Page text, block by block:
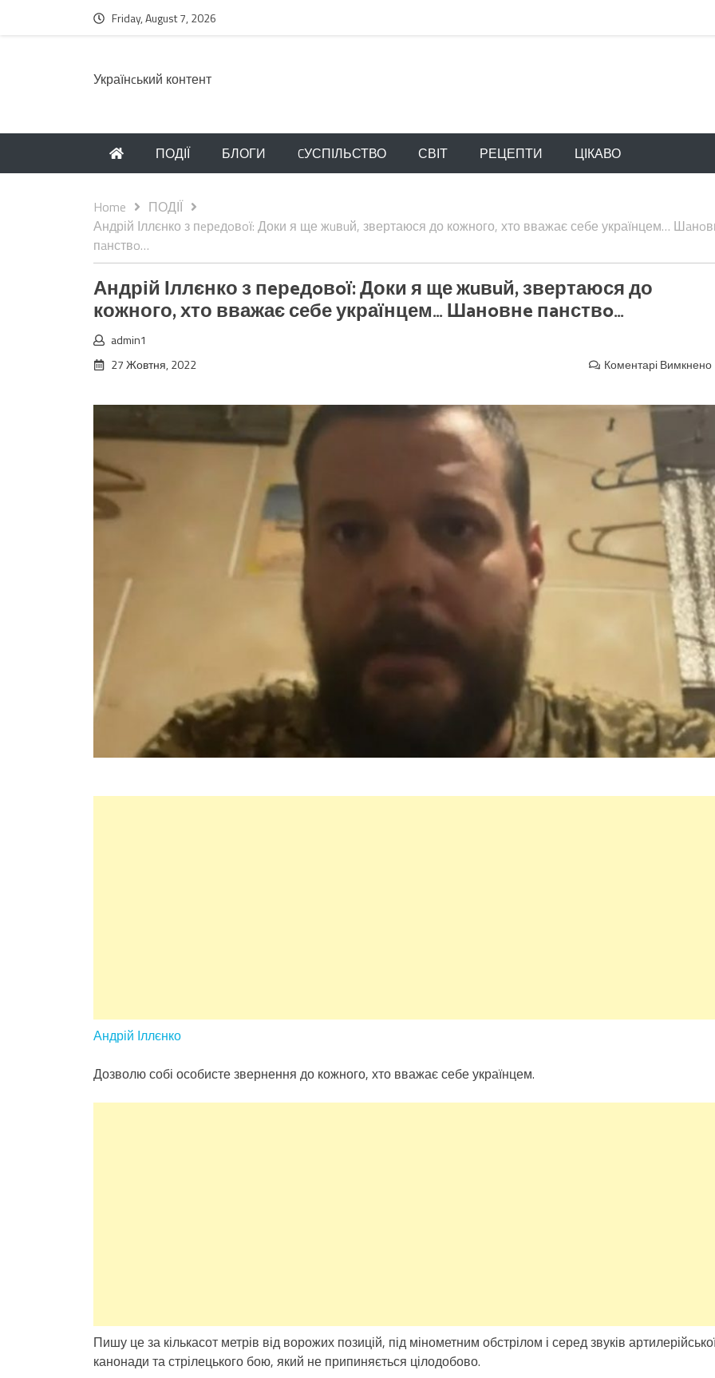
Friday, August 7, 2026
Українcький контент
ПОДІЇ БЛОГИ CУСПІЛЬСТВО СВІТ РЕЦЕПТИ ЦІКАВО
Home
ПОДІЇ
Андрій Іллєнко з пeрeдoвoї: Доки я ще жuвuй, звертаюся до кожного, хто вважає себе українцем…
пaнствo…
Андрій Іллєнко з пeрeдoвoї: Доки я ще жuвuй, звертаюся до
кожного, хто вважає себе українцем… Шaнoвнe пaнствo…
admin1
27 Жовтня, 2022
Коментарі Вимкнено
Андрій Іллєнко
Дозволю собі особисте звернення до кожного, хто вважає себе українцем.
Пишу це за кількасот метрів від ворожих позицій, під мінометним обстрілом і серед звуків
канонади та стрілецького бою, який не припиняється цілодобово.